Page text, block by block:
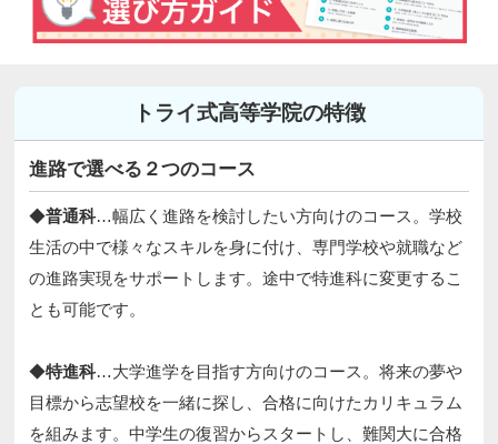
トライ式高等学院の特徴
進路で選べる２つのコース
◆普通科…幅広く進路を検討したい方向けのコース。学校
生活の中で様々なスキルを身に付け、専門学校や就職など
の進路実現をサポートします。途中で特進科に変更するこ
とも可能です。
◆特進科…大学進学を目指す方向けのコース。将来の夢や
目標から志望校を一緒に探し、合格に向けたカリキュラム
を組みます。中学生の復習からスタートし、難関大に合格